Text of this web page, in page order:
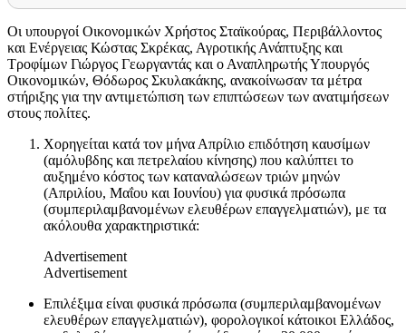
Οι υπουργοί Οικονομικών Χρήστος Σταϊκούρας, Περιβάλλοντος
και Ενέργειας Κώστας Σκρέκας, Αγροτικής Ανάπτυξης και
Τροφίμων Γιώργος Γεωργαντάς και ο Αναπληρωτής Υπουργός
Οικονομικών, Θόδωρος Σκυλακάκης, ανακοίνωσαν τα μέτρα
στήριξης για την αντιμετώπιση των επιπτώσεων των ανατιμήσεων
στους πολίτες.
Χορηγείται κατά τον μήνα Απρίλιο επιδότηση καυσίμων
(αμόλυβδης και πετρελαίου κίνησης) που καλύπτει το
αυξημένο κόστος των καταναλώσεων τριών μηνών
(Απριλίου, Μαΐου και Ιουνίου) για φυσικά πρόσωπα
(συμπεριλαμβανομένων ελευθέρων επαγγελματιών), με τα
ακόλουθα χαρακτηριστικά:
Advertisement
Advertisement
Επιλέξιμα είναι φυσικά πρόσωπα (συμπεριλαμβανομένων
ελευθέρων επαγγελματιών), φορολογικοί κάτοικοι Ελλάδος,